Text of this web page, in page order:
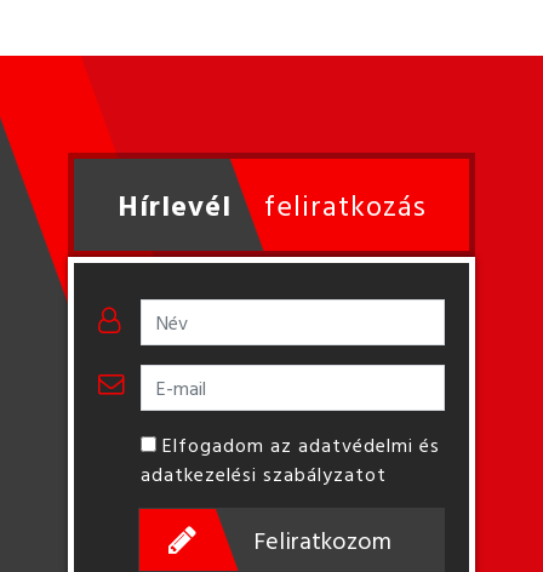
Hírlevél feliratkozás
Elfogadom az adatvédelmi és
adatkezelési szabályzatot
Feliratkozom